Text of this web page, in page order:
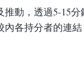
推動，透過5-15分
內各持分者的連